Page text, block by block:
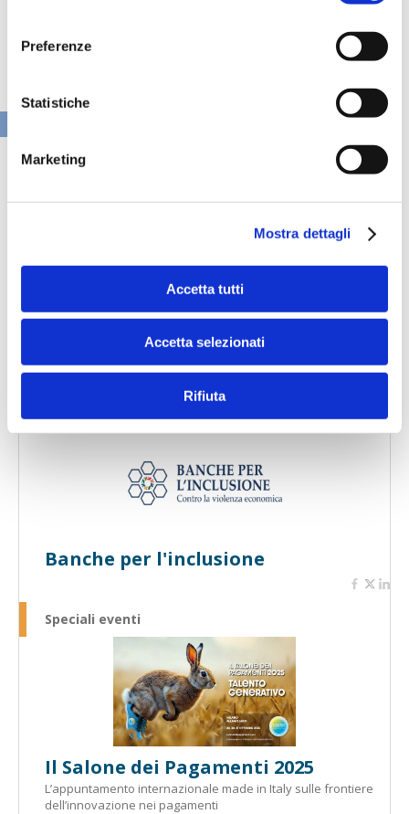
Preferenze
Statistiche
Marketing
Mostra dettagli
Accetta tutti
Accetta selezionati
Rifiuta
Banche per l'inclusione
Speciali eventi
Il Salone dei Pagamenti 2025
L’appuntamento internazionale made in Italy sulle frontiere
dell’innovazione nei pagamenti